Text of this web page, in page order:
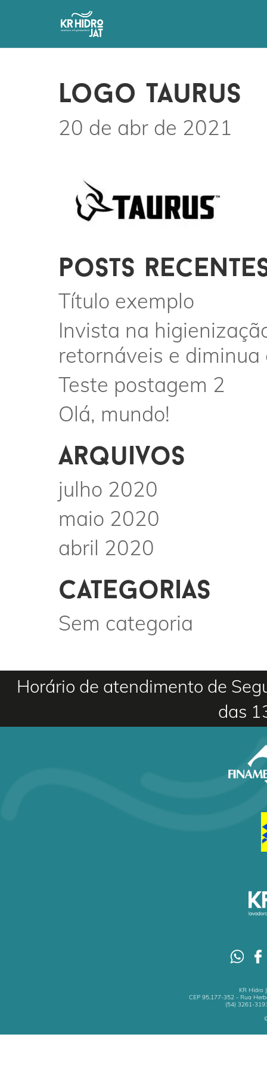
logo taurus
20 de abr de 2021
posts
Título exemplo
Invista na
retornáveis e
Teste postagem 2
Olá, mundo!
arquivos
julho 2020
maio 2020
abril 2020
categorias
Sem categoria
Horário de atendimento de
das
KR Hidro
CEP 95.177-352 - Rua
(54) 3261-